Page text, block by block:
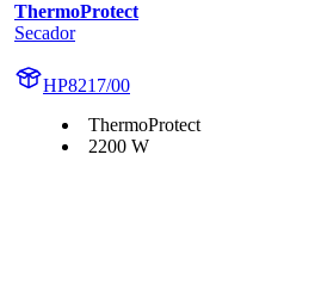
ThermoProtect
Secador
HP8217/00
ThermoProtect
2200 W